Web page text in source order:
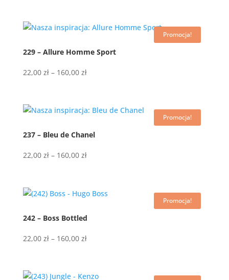
22,00 zł
160,00 zł
Promocja!
229 – Allure Homme Sport
22,00 zł – 160,00 złZakres
22,00 zł
160,00 zł
Promocja!
237 – Bleu de Chanel
22,00 zł – 160,00 złZakres
22,00 zł
160,00 zł
Promocja!
242 – Boss Bottled
22,00 zł – 160,00 złZakres
22,00 zł